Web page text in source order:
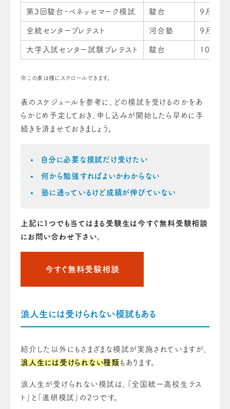
第3回駿台・ベネッセマーク模試 駿台 9月2日
全統センタープレテスト 河合塾 9月2日
大学入試センター試験プレテスト 駿台 10月1日
※この表は横にスクロールできます。
表のスケジュールを参考に、どの模試を受けるのかをあ
らかじめ予定しておき、申し込みが開始したら早めに手
続きを済ませておきましょう。
自分に必要な摸試だけ受けたい
何から勉強すればよいかわからない
塾に通っているけど成績が伸びていない
上記に1つでも当てはまる受験生は今すぐ無料受験相談
にお問い合わせ下さい。
今すぐ無料受験相談
浪人生には受けられない模試もある
紹介した以外にもさまざまな模試が実施されていますが、
浪人生には受けられない種類 もあります。
浪人生が受けられない模試は、「全国統一高校生テス
ト」と「進研模試」の2つです。